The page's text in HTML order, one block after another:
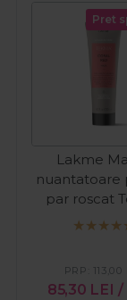
Pret
Lakme
nuantatoare
par roscat
Refresh
85,30 LEI /
PRP: 113,00